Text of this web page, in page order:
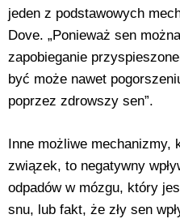
jeden z podstawowych
Dove. „Ponieważ sen
zapobieganie
być może nawet
poprzez zdrowszy sen”.
Inne możliwe mechanizmy,
związek, to negatywny
odpadów w mózgu, który
snu, lub fakt, że zły sen